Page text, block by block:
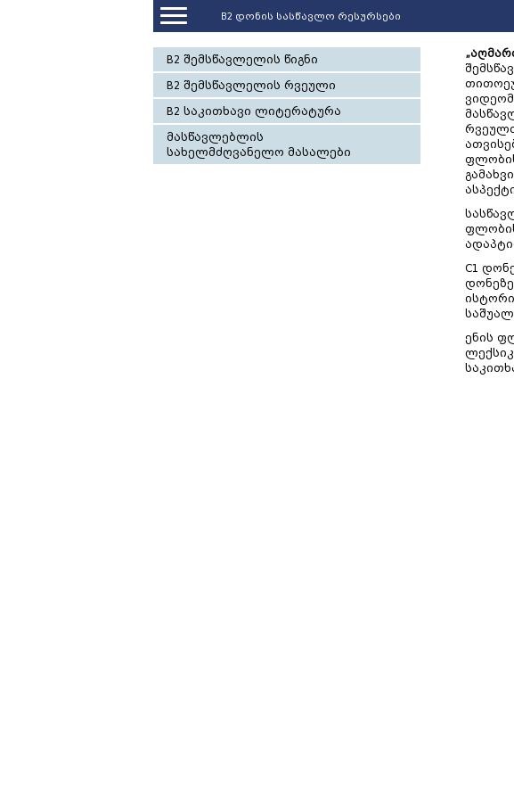
B2 დონის სასწავლო რესურსები
B2 შემსწავლელის წიგნი
B2 შემსწავლელის რვეული
B2 საკითხავი ლიტერატურა
მასწავლებლის
სახელმძღვანელო მასალები
C1
ენის